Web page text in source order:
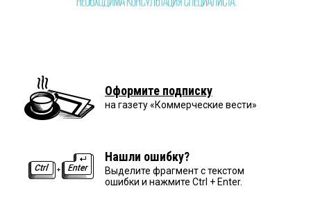
Оформите подписку
на газету «Коммерческие вести»
Нашли ошибку?
Выделите фрагмент с текстом
ошибки и нажмите Ctrl + Enter.